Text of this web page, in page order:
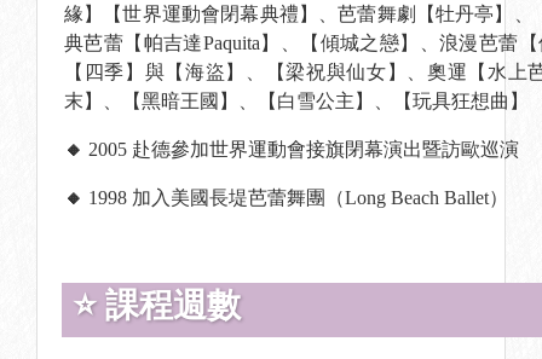
緣】【世界運動會閉幕典禮】、芭蕾舞劇【牡丹亭】
典芭蕾【帕吉達Paquita】、【傾城之戀】、浪漫芭蕾
【四季】與【海盜】、【梁祝與仙女】、奧運【水
末】、【黑暗王國】、【白雪公主】、【玩具狂想曲】
🔸 2005 赴德參加世界運動會接旗閉幕演出暨訪歐巡演
🔸 1998 加入美國長堤芭蕾舞團（Long Beach Ballet）
⭐ 課程週數